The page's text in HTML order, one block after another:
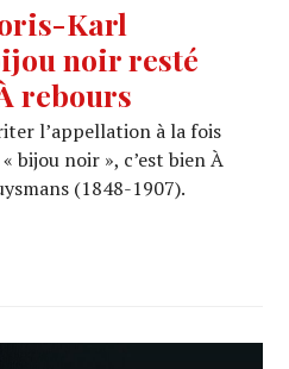
Karl
noir resté
rebours
l’appellation à la fois
bijou noir », c’est bien À
(1848-1907).
de Joris-Karl Huysmans